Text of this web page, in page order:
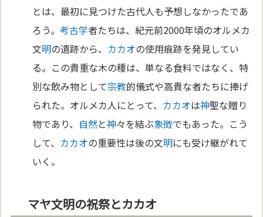
とは、最初に見つけた古代人も予想しなかったであ
ろう。考古学者たちは、紀元前2000年頃のオルメカ
文明の遺跡から、 カカオの使用痕跡を発見してい
る。この貴重な木の種は、単なる食料ではなく、特
別な飲み物として宗教的儀式や高貴な者たちに捧げ
られた。オルメカ人にとって、 カカオは神聖な贈り
物であり、 自然と神々を結ぶ象徴でもあった。こう
して、 カカオの重要性は後の文明にも受け継がれて
いく。
マヤ文明の祝祭とカカオ